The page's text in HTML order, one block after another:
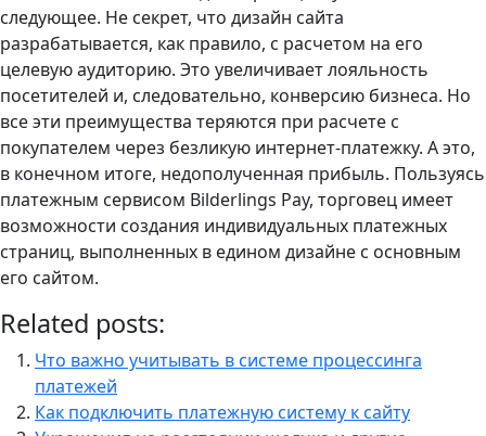
следующее. Не секрет, что дизайн сайта
разрабатывается, как правило, с расчетом на его
целевую аудиторию. Это увеличивает лояльность
посетителей и, следовательно, конверсию бизнеса. Но
все эти преимущества теряются при расчете с
покупателем через безликую интернет-платежку. А это,
в конечном итоге, недополученная прибыль. Пользуясь
платежным сервисом Bilderlings Pay, торговец имеет
возможности создания индивидуальных платежных
страниц, выполненных в едином дизайне с основным
его сайтом.
Related posts:
Что важно учитывать в системе процессинга
платежей
Как подключить платежную систему к сайту